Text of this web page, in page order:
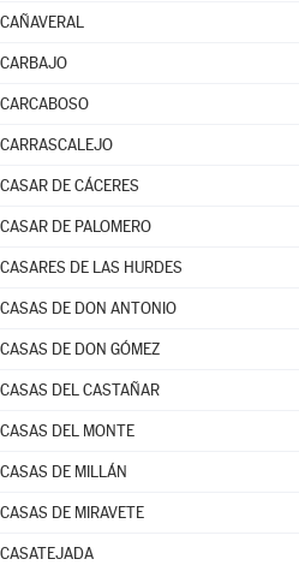
CAÑAVERAL
CARBAJO
CARCABOSO
CARRASCALEJO
CASAR DE CÁCERES
CASAR DE PALOMERO
CASARES DE LAS HURDES
CASAS DE DON ANTONIO
CASAS DE DON GÓMEZ
CASAS DEL CASTAÑAR
CASAS DEL MONTE
CASAS DE MILLÁN
CASAS DE MIRAVETE
CASATEJADA